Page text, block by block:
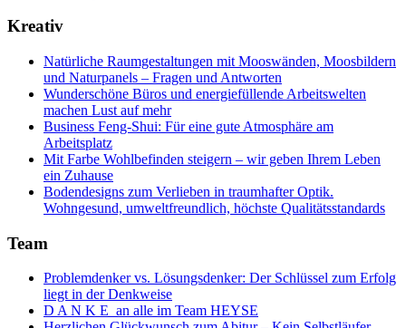
Kreativ
Natürliche Raumgestaltungen mit Mooswänden, Moosbildern
und Naturpanels – Fragen und Antworten
Wunderschöne Büros und energiefüllende Arbeitswelten
machen Lust auf mehr
Business Feng-Shui: Für eine gute Atmosphäre am
Arbeitsplatz
Mit Farbe Wohlbefinden steigern – wir geben Ihrem Leben
ein Zuhause
Bodendesigns zum Verlieben in traumhafter Optik.
Wohngesund, umweltfreundlich, höchste Qualitätsstandards
Team
Problemdenker vs. Lösungsdenker: Der Schlüssel zum Erfolg
liegt in der Denkweise
D A N K E an alle im Team HEYSE